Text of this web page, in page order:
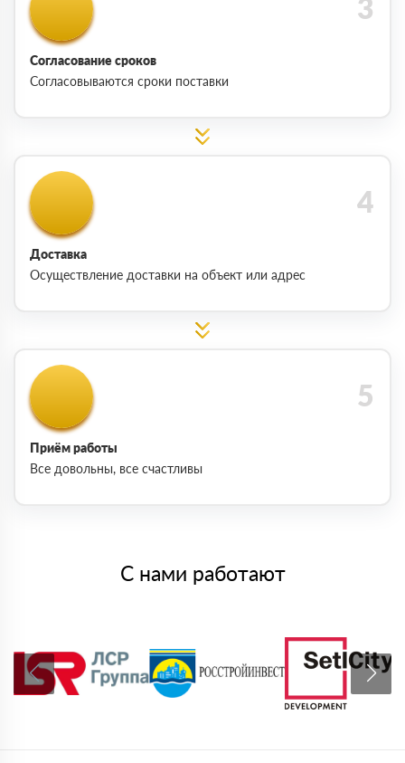
Согласование сроков
Согласовываются сроки поставки
Доставка
Осуществление доставки на объект или адрес
Приём работы
Все довольны, все счастливы
С нами работают